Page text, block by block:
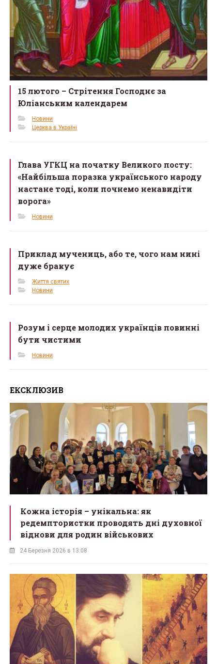
15 лютого – Cтрітення Господнє за
Юліанським календарем
Новини
Церква в Україні
Глава УГКЦ на початку Великого посту:
«Найбільша поразка українського народу
настане тоді, коли почнемо ненавидіти
ворога»
Новини
Приклад мучениць, або те, чого нам нині
дуже бракує
Життя святих
Новини
Розум і серце молодих українців повинні
бути чистими
Новини
ЕКСКЛЮЗИВ
Кожна історія – унікальна: як
редемптористки проводять дні духовної
віднови для родин військових
24 Березня 2026 в 13:08